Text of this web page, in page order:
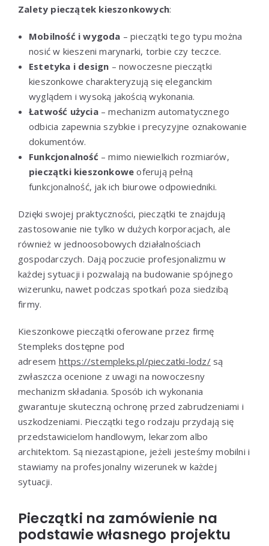
Zalety pieczątek kieszonkowych:
Mobilność i wygoda – pieczątki tego typu można
nosić w kieszeni marynarki, torbie czy teczce.
Estetyka i design – nowoczesne pieczątki
kieszonkowe charakteryzują się eleganckim
wyglądem i wysoką jakością wykonania.
Łatwość użycia– mechanizm automatycznego
odbicia zapewnia szybkie i precyzyjne oznakowanie
dokumentów.
Funkcjonalność – mimo niewielkich rozmiarów,
pieczątki kieszonkowe oferują pełną
funkcjonalność, jak ich biurowe odpowiedniki.
Dzięki swojej praktyczności, pieczątki te znajdują
zastosowanie nie tylko w dużych korporacjach, ale
również w jednoosobowych działalnościach
gospodarczych. Dają poczucie profesjonalizmu w
każdej sytuacji i pozwalają na budowanie spójnego
wizerunku, nawet podczas spotkań poza siedzibą
firmy.
Kieszonkowe pieczątki oferowane przez firmę
Stempleks dostępne pod
adresem https://stempleks.pl/pieczatki-lodz/są
zwłaszcza ocenione z uwagi na nowoczesny
mechanizm składania. Sposób ich wykonania
gwarantuje skuteczną ochronę przed zabrudzeniami i
uszkodzeniami. Pieczątki tego rodzaju przydają się
przedstawicielom handlowym, lekarzom albo
architektom. Są niezastąpione, jeżeli jesteśmy mobilni i
stawiamy na profesjonalny wizerunek w każdej
sytuacji.
Pieczątki na zamówienie na
podstawie własnego projektu